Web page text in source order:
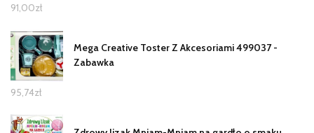
91,00zł
Mega Creative Toster Z Akcesoriami 499037 -
Zabawka
95,74zł